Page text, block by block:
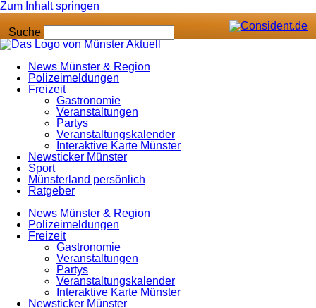
Zum Inhalt springen
Suche
News Münster & Region
Polizeimeldungen
Freizeit
Gastronomie
Veranstaltungen
Partys
Veranstaltungskalender
Interaktive Karte Münster
Newsticker Münster
Sport
Münsterland persönlich
Ratgeber
News Münster & Region
Polizeimeldungen
Freizeit
Gastronomie
Veranstaltungen
Partys
Veranstaltungskalender
Interaktive Karte Münster
Newsticker Münster